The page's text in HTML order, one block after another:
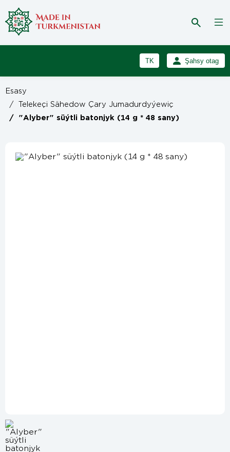
TK
RU
Şahsy otag
Esasy
/ Telekeçi Sähedow Çary Jumadurdyýewiç
/ "Alyber" süýtli batonjyk (14 g * 48 sany)